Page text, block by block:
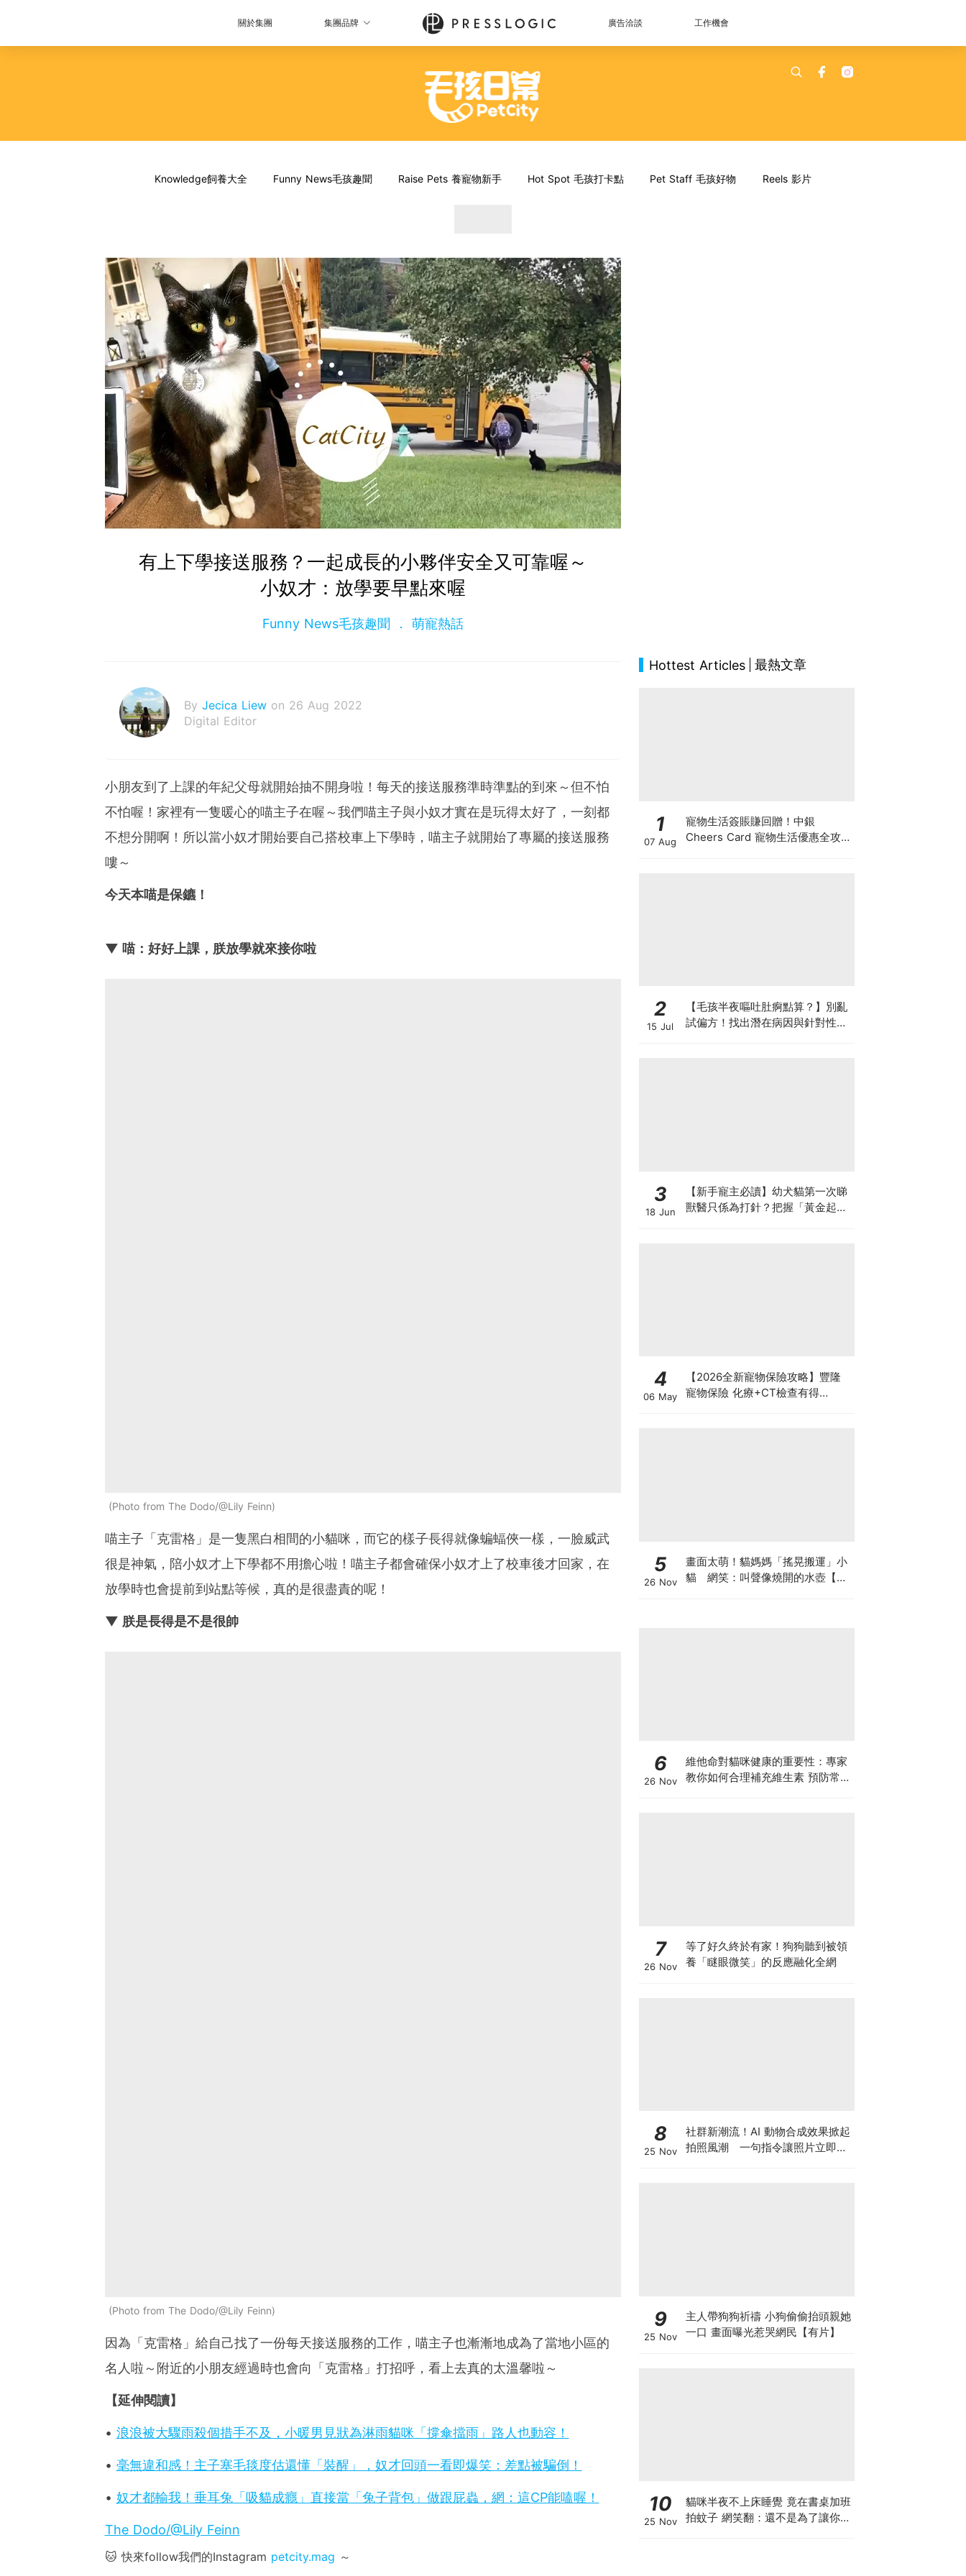
關於集團 集團品牌 廣告洽談 工作機會
Knowledge飼養大全 Funny News毛孩趣聞 Raise Pets 養寵物新手 Hot Spot 毛孩打卡點 Pet Staff 毛孩好物 Reels 影片
有上下學接送服務？一起成長的小夥伴安全又可靠喔～
小奴才：放學要早點來喔
Funny News毛孩趣聞 萌寵熱話
By Jecica Liew on 26 Aug 2022
Digital Editor
小朋友到了上課的年紀父母就開始抽不開身啦！每天的接送服務準時準點的到來～但不怕
不怕喔！家裡有一隻暖心的喵主子在喔～我們喵主子與小奴才實在是玩得太好了，一刻都
不想分開啊！所以當小奴才開始要自己搭校車上下學時，喵主子就開始了專屬的接送服務
嘍～
今天本喵是保鑣！
▼ 喵：好好上課，朕放學就來接你啦
Photo from The Dodo/@Lily Feinn
喵主子「克雷格」是一隻黑白相間的小貓咪，而它的樣子長得就像蝙蝠俠一樣，一臉威武
很是神氣，陪小奴才上下學都不用擔心啦！喵主子都會確保小奴才上了校車後才回家，在
放學時也會提前到站點等候，真的是很盡責的呢！
▼ 朕是長得是不是很帥
Photo from The Dodo/@Lily Feinn
因為「克雷格」給自己找了一份每天接送服務的工作，喵主子也漸漸地成為了當地小區的
名人啦～附近的小朋友經過時也會向「克雷格」打招呼，看上去真的太溫馨啦～
【延伸閱讀】
• 浪浪被大驟雨殺個措手不及，小暖男見狀為淋雨貓咪「撐傘擋雨」路人也動容！
• 毫無違和感！主子塞毛毯度估還懂「裝醒」，奴才回頭一看即爆笑：差點被騙倒！
• 奴才都輸我！垂耳兔「吸貓成癮」直接當「兔子背包」做跟屁蟲，網：這CP能嗑喔！
The Dodo/@Lily Feinn
🐱 快來follow我們的Instagram petcity.mag ～
Hottest Articles 最熱文章
1
07 Aug
寵物生活簽賬賺回贈！中銀
Cheers Card 寵物生活優惠全攻
2
15 Jul
【毛孩半夜嘔吐肚痾點算？】別亂
試偏方！找出潛在病因與針對性營
3
18 Jun
【新手寵主必讀】幼犬貓第一次睇
獸醫只係為打針？把握「黃金起跑
4
06 May
【2026全新寵物保險攻略】豐隆
寵物保險 化療+CT檢查有得
5
26 Nov
畫面太萌！貓媽媽「搖晃搬運」小
貓 網笑：叫聲像燒開的水壺【有
6
26 Nov
維他命對貓咪健康的重要性：專家
教你如何合理補充維生素 預防常見
7
26 Nov
等了好久終於有家！狗狗聽到被領
養「瞇眼微笑」的反應融化全網
8
25 Nov
社群新潮流！AI 動物合成效果掀起
拍照風潮 一句指令讓照片立即升
9
25 Nov
主人帶狗狗祈禱 小狗偷偷抬頭親她
一口 畫面曝光惹哭網民【有片】
10
25 Nov
貓咪半夜不上床睡覺 竟在書桌加班
拍蚊子 網笑翻：還不是為了讓你睡